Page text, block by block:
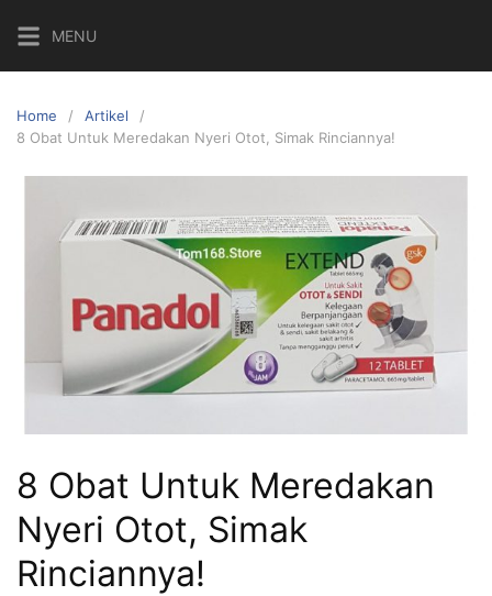
MENU
Home
Artikel
8 Obat Untuk Meredakan Nyeri Otot, Simak Rinciannya!
8 Obat Untuk Meredakan
Nyeri Otot, Simak
Rinciannya!